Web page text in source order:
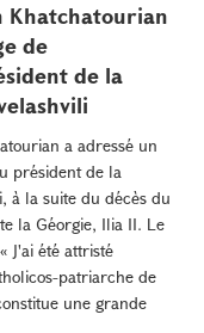
Khatchatourian
de
de la
a adressé un
président de la
à la suite du décès du
la Géorgie, Ilia II. Le
J'ai été attristé
patriarche de
une grande